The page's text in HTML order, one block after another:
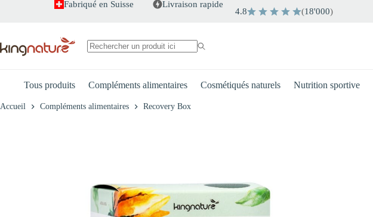
Fabriqué en Suisse Livraison rapide
4.8 (18'000)
Tous produits Compléments alimentaires Cosmétiqués naturels Nutrition sportive
Accueil Compléments alimentaires Recovery Box